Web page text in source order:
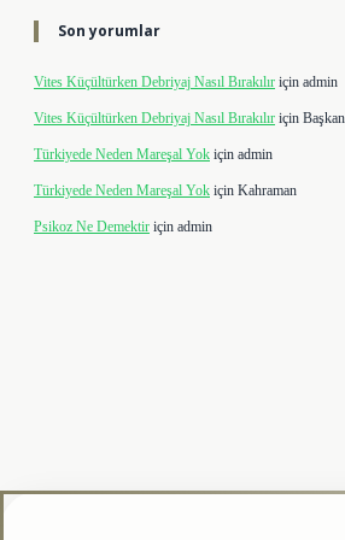
Son yorumlar
Vites Küçültürken Debriyaj Nasıl Bırakılır için admin
Vites Küçültürken Debriyaj Nasıl Bırakılır için Başkan
Türkiyede Neden Mareşal Yok için admin
Türkiyede Neden Mareşal Yok için Kahraman
Psikoz Ne Demektir için admin